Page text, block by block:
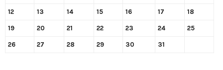
12 13 14 15 16 17 18
19 20 21 22 23 24 25
26 27 28 29 30 31